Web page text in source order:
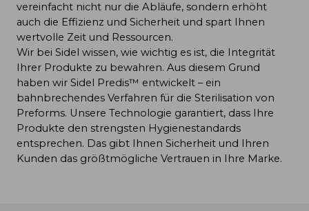
vereinfacht nicht nur die Abläufe, sondern erhöht
auch die Effizienz und Sicherheit und spart Ihnen
wertvolle Zeit und Ressourcen.
Wir bei Sidel wissen, wie wichtig es ist, die Integrität
Ihrer Produkte zu bewahren. Aus diesem Grund
haben wir Sidel Predis™ entwickelt – ein
bahnbrechendes Verfahren für die Sterilisation von
Preforms. Unsere Technologie garantiert, dass Ihre
Produkte den strengsten Hygienestandards
entsprechen. Das gibt Ihnen Sicherheit und Ihren
Kunden das größtmögliche Vertrauen in Ihre Marke.